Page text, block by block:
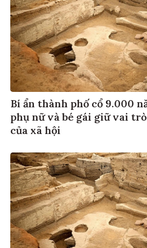
Bí ẩn thành phố cổ 9.000
phụ nữ và bé gái giữ vai
của xã hội